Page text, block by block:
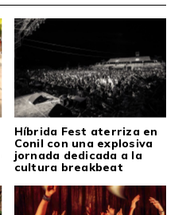
Híbrida Fest aterriza en
Conil con una explosiva
jornada dedicada a la
cultura breakbeat